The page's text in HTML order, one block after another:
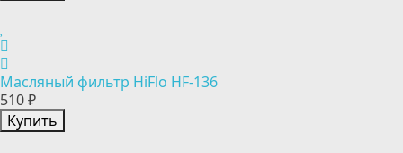
Масляный фильтр HiFlo HF-136
510 ₽
Купить